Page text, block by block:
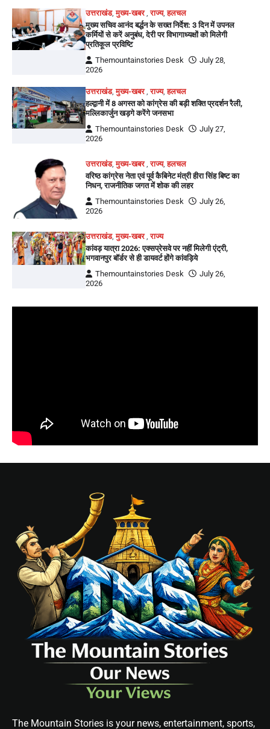
उत्तराखंड,मुख्य-खबर ,राज्य,हलचल
मुख्य सचिव आनंद बर्द्धन के सख्त निर्देश: 3 दिन में उपनल
कर्मियों से करें अनुबंध, देरी पर विभागाध्यक्षों को मिलेगी
प्रतिकूल प्रविष्टि
Themountainstories Desk
July 28,
2026
उत्तराखंड,मुख्य-खबर ,राज्य,हलचल
हल्द्वानी में 8 अगस्त को कांग्रेस की बड़ी शक्ति प्रदर्शन रैली,
मल्लिकार्जुन खड़गे करेंगे जनसभा
Themountainstories Desk
July 27,
2026
उत्तराखंड,मुख्य-खबर ,राज्य,हलचल
वरिष्ठ कांग्रेस नेता एवं पूर्व कैबिनेट मंत्री हीरा सिंह बिष्ट का
निधन, राजनीतिक जगत में शोक की लहर
Themountainstories Desk
July 26,
2026
उत्तराखंड,मुख्य-खबर ,राज्य
कांवड़ यात्रा 2026: एक्सप्रेसवे पर नहीं मिलेगी एंट्री,
भगवानपुर बॉर्डर से ही डायवर्ट होंगे कांवड़िये
Themountainstories Desk
July 26,
2026
The Mountain Stories is your news, entertainment, sports,